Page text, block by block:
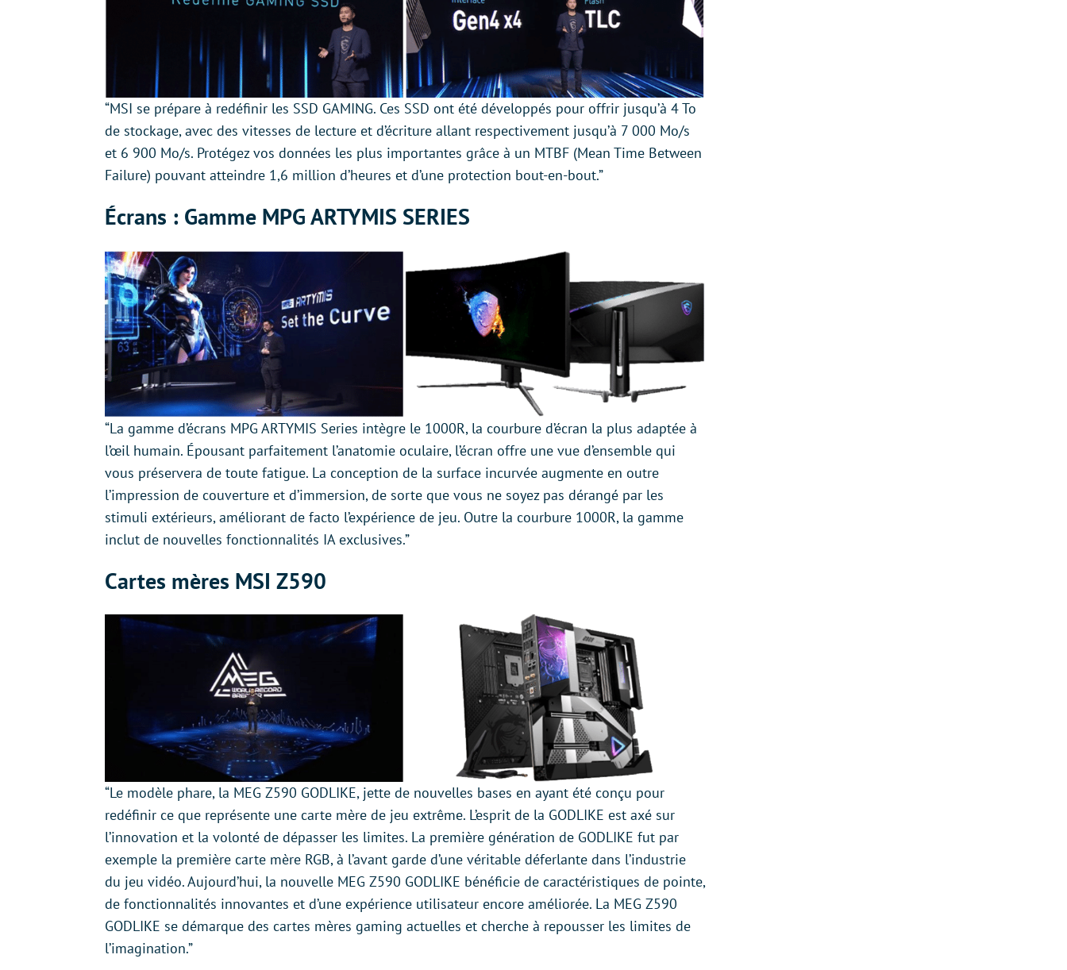
“MSI se prépare à redéfinir les SSD GAMING. Ces SSD ont été développés pour offrir jusqu’à 4 To
de stockage, avec des vitesses de lecture et d’écriture allant respectivement jusqu’à 7 000 Mo/s
et 6 900 Mo/s. Protégez vos données les plus importantes grâce à un MTBF (Mean Time Between
Failure) pouvant atteindre 1,6 million d’heures et d’une protection bout-en-bout.”
Écrans : Gamme MPG ARTYMIS SERIES
“La gamme d’écrans MPG ARTYMIS Series intègre le 1000R, la courbure d’écran la plus adaptée à
l’œil humain. Épousant parfaitement l’anatomie oculaire, l’écran offre une vue d’ensemble qui
vous préservera de toute fatigue. La conception de la surface incurvée augmente en outre
l’impression de couverture et d’immersion, de sorte que vous ne soyez pas dérangé par les
stimuli extérieurs, améliorant de facto l’expérience de jeu. Outre la courbure 1000R, la gamme
inclut de nouvelles fonctionnalités IA exclusives.”
Cartes mères MSI Z590
“Le modèle phare, la MEG Z590 GODLIKE, jette de nouvelles bases en ayant été conçu pour
redéfinir ce que représente une carte mère de jeu extrême. L’esprit de la GODLIKE est axé sur
l’innovation et la volonté de dépasser les limites. La première génération de GODLIKE fut par
exemple la première carte mère RGB, à l’avant garde d’une véritable déferlante dans l’industrie
du jeu vidéo. Aujourd’hui, la nouvelle MEG Z590 GODLIKE bénéficie de caractéristiques de pointe,
de fonctionnalités innovantes et d’une expérience utilisateur encore améliorée. La MEG Z590
GODLIKE se démarque des cartes mères gaming actuelles et cherche à repousser les limites de
l’imagination.”